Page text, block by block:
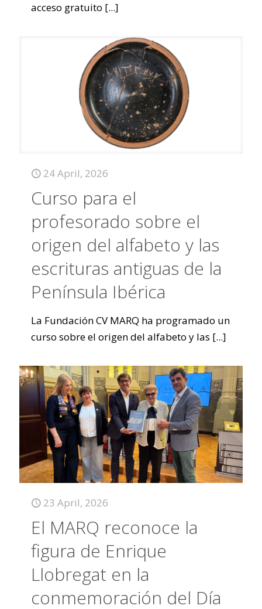
acceso gratuito [...]
24 April, 2026
Curso para el
profesorado sobre el
origen del alfabeto y las
escrituras antiguas de la
Península Ibérica
La Fundación CV MARQ ha programado un
curso sobre el origen del alfabeto y las [...]
23 April, 2026
El MARQ reconoce la
figura de Enrique
Llobregat en la
conmemoración del Día